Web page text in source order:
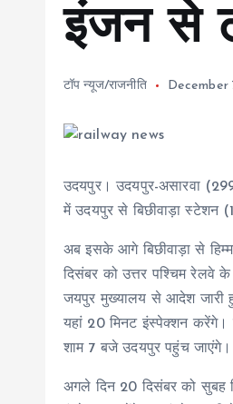
इंजन से
टॉप न्यूज/राजनीति December
उदयपुर। उदयपुर-असारवा
में उदयपुर से बिछीवाड़ा स्टेशन
अब इसके आगे बिछीवाड़ा से
दिसंबर को उत्तर पश्चिम रेलवे
जयपुर मुख्यालय से आदेश जारी
यहां 20 मिनट इंस्पेक्शन करेंगे।
शाम 7 बजे उदयपुर पहुंच जाएंगे।
अगले दिन 20 दिसंबर को सुबह